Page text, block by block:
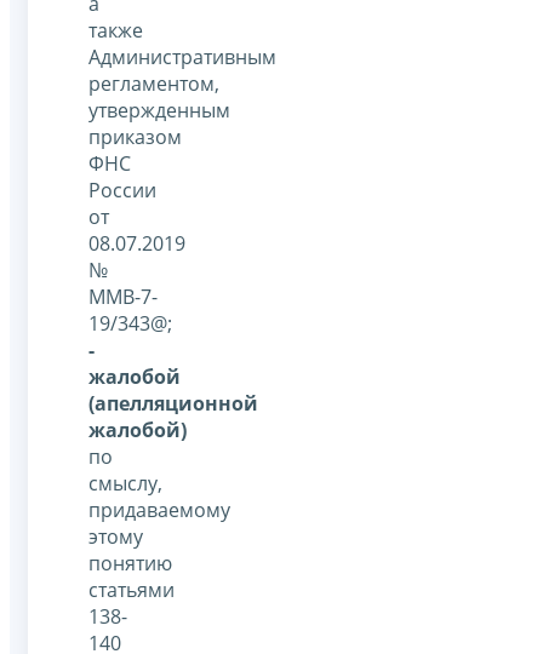
также
Административным
регламентом,
утвержденным
приказом
ФНС
России
от
08.07.2019
№
ММВ-7-
19/343@;
-
жалобой
(апелляционной
жалобой)
по
смыслу,
придаваемому
этому
понятию
статьями
138-
140